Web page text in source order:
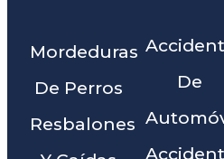
Mordeduras
De Perros
Resbalones
De